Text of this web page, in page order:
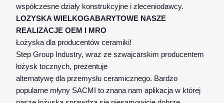
współczesne działy konstrukcyjne i zleceniodawcy.
LOZYSKA WIELKOGABARYTOWE NASZE
REALIZACJE OEM I MRO
Łożyska dla producentów ceramiki!
Step Group Industry, wraz ze szwajcarskim producentem
łożysk tocznych, prezentuje
alternatywę dla przemysłu ceramicznego. Bardzo
popularne młyny SACMI to znana nam aplikacja w której